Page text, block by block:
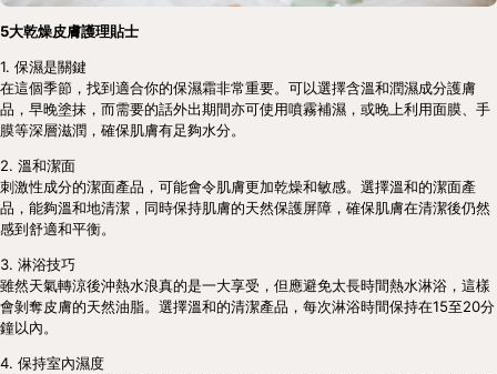
5大乾燥皮膚護理貼士
1. 保濕是關鍵
在這個季節，找到適合你的保濕霜非常重要。可以選擇含溫和潤濕成分護膚
品，早晚塗抹，而需要的話外出期間亦可使用噴霧補濕，或晚上利用面膜、手
膜等深層滋潤，確保肌膚有足夠水分。
2. 溫和潔面
刺激性成分的潔面產品，可能會令肌膚更加乾燥和敏感。選擇溫和的潔面產
品，能夠溫和地清潔，同時保持肌膚的天然保護屏障，確保肌膚在清潔後仍然
感到舒適和平衡。
3. 淋浴技巧
雖然天氣轉涼後沖熱水浪真的是一大享受，但應避免太長時間熱水淋浴，這樣
會剝奪皮膚的天然油脂。選擇溫和的清潔產品，每次淋浴時間保持在15至20分
鐘以內。
4. 保持室內濕度